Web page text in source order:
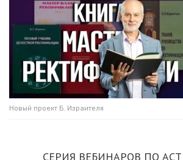
Новый проект Б. Израителя
СЕРИЯ ВЕБИНАРОВ ПО